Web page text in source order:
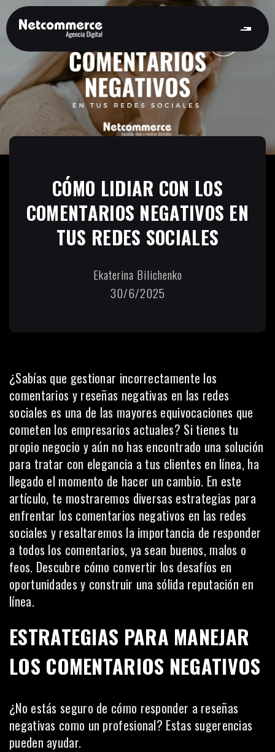
CÓMO LIDIAR CON LOS
COMENTARIOS NEGATIVOS EN
TUS REDES SOCIALES
Ekaterina Bilichenko
30/6/2025
¿Sabías que gestionar incorrectamente los
comentarios y reseñas negativas en las redes
sociales es una de las mayores equivocaciones que
cometen los empresarios actuales? Si tienes tu
propio negocio y aún no has encontrado una solución
para tratar con elegancia a tus clientes en línea, ha
llegado el momento de hacer un cambio. En este
artículo, te mostraremos diversas estrategias para
enfrentar los comentarios negativos en las redes
sociales y resaltaremos la importancia de responder
a todos los comentarios, ya sean buenos, malos o
feos. Descubre cómo convertir los desafíos en
oportunidades y construir una sólida reputación en
línea.
ESTRATEGIAS PARA MANEJAR
LOS COMENTARIOS NEGATIVOS
¿No estás seguro de cómo responder a reseñas
negativas como un profesional? Estas sugerencias
pueden ayudar.